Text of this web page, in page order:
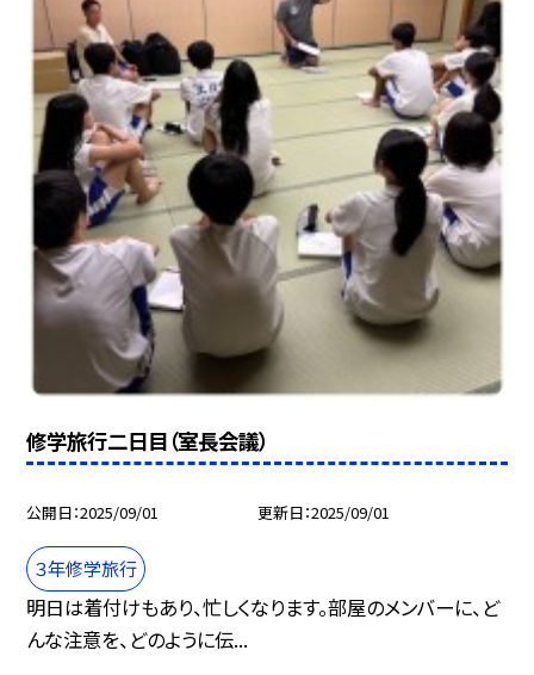
修学旅行二日目（室長会議）
公開日 2025/09/01 更新日 2025/09/01
３年修学旅行
明日は着付けもあり、忙しくなります。部屋のメンバーに、ど
んな注意を、どのように伝...